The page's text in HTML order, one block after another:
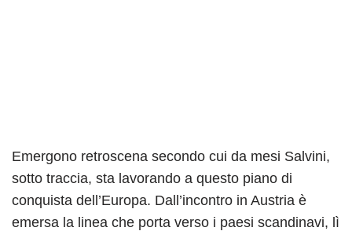
Emergono retroscena secondo cui da mesi Salvini,
sotto traccia, sta lavorando a questo piano di
conquista dell’Europa. Dall’incontro in Austria è
emersa la linea che porta verso i paesi scandinavi, lì